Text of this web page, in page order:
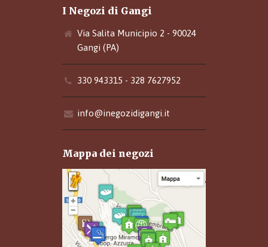
I Negozi di Gangi
Via Salita Municipio 2 - 90024
Gangi (PA)
330 943315 - 328 7627952
info@inegozidigangi.it
Mappa dei negozi